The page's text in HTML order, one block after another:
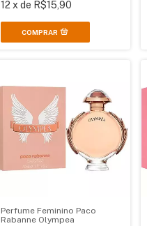
12 x de R$15,90
Perfume Feminino Paco
Rabanne Olympea